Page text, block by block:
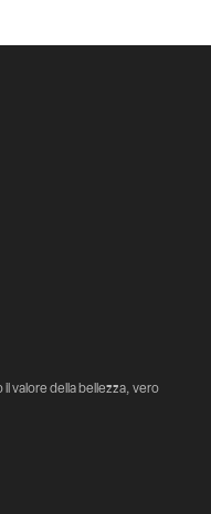
valore della bellezza, vero